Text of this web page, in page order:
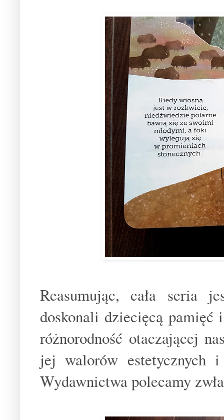
Reasumując, cała seria
doskonali dziecięcą
różnorodność otaczającej
jej walorów estetycznych
Wydawnictwa polecamy